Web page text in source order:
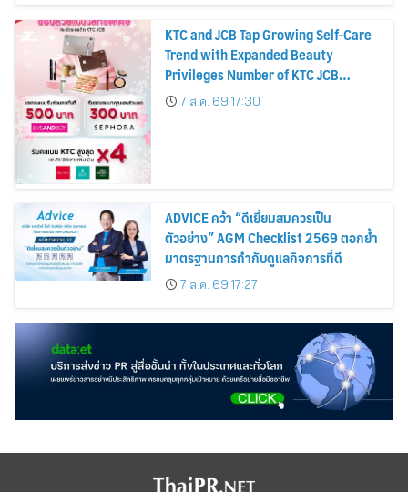
KTC and JCB Tap Growing Self-Care
Trend with Expanded Beauty
Privileges Number of KTC JCB
Cardmembers Spending on
Cosmetics Rises 26%
7 ส.ค. 69 17:30
ADVICE คว้า “ดีเยี่ยมสมควรเป็น
ตัวอย่าง” AGM Checklist 2569 ตอกย้ำ
มาตรฐานการกำกับดูแลกิจการที่ดี
7 ส.ค. 69 17:27